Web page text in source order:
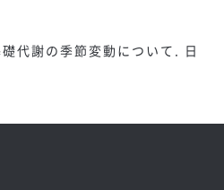
代謝の季節変動について. 日